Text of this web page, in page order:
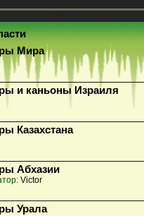
Мира
и каньоны Израиля
Казахстана
Абхазии
Victor
Урала